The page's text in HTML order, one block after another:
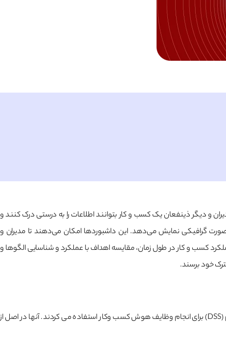
و دیگر ذینفعان یک کسب و کار بتوانند اطلاعات را به درستی درک کنند و
گرافیکی نمایش می‌دهد. این داشبوردها امکان می‌دهند تا مدیران و
کسب و کار در طول زمان، مقایسه اهداف با عملکرد و شناسایی الگوها و
خود برسند.
از چند دهه قبل ایجاد و تکامل پیدا کرد. در اوایل دهه ۷۰ میلادی، کسب و کارها از سیستم های پشتیبانی تصمیم (DSS) برای انجام وظایف هوش کسب وکار استفاده می کردند. آنها در اصل از